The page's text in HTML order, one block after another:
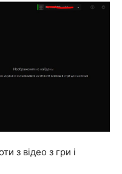
з відео з гри і